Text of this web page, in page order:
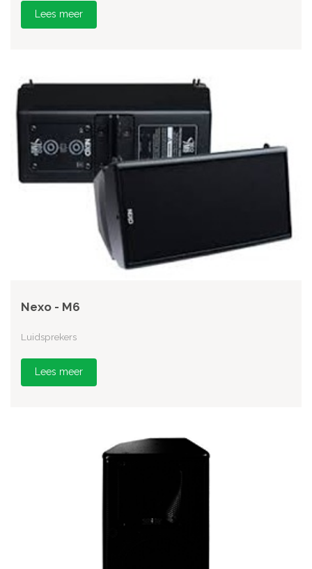
Lees meer
Nexo - M6
Luidsprekers
Lees meer